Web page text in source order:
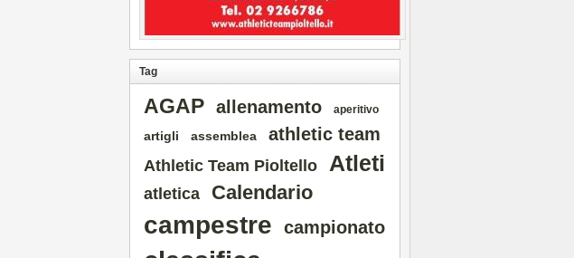
Tag
AGAP allenamento aperitivo
artigli assemblea athletic team
Athletic Team Pioltello Atleti
atletica Calendario
campestre campionato